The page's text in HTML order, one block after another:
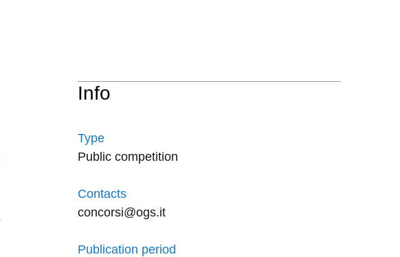
Info
Type
Public competition
Contacts
concorsi@ogs.it
Publication period